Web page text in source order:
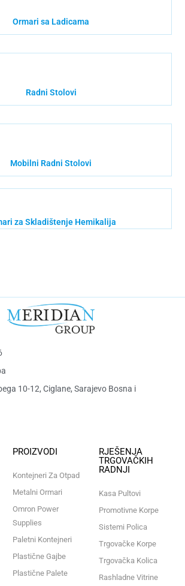
Ormari sa Ladicama
Radni Stolovi
Mobilni Radni Stolovi
za Skladištenje Hemikalija
10-12, Ciglane, Sarajevo Bosna i
PROIZVODI
Kontejneri Za Otpad
Metalni Ormari
Omron Power
Supplies
Paletni Kontejneri
Plastične Gajbe
Plastične Palete
RJEŠENJA
TRGOVAČKIH
RADNJI
Kasa Pultovi
Promotivne Korpe
Sistemi Polica
Trgovačke Korpe
Trgovačka Kolica
Rashladne Vitrine